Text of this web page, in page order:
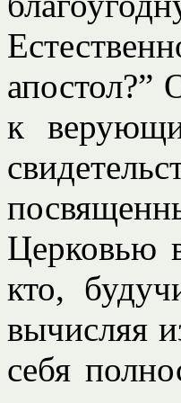
апостол?”
к
Церковью
кто,
вычисляя
себя